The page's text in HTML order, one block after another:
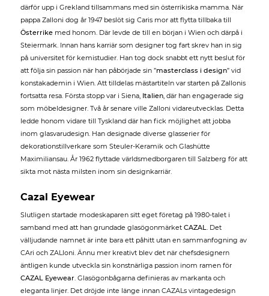
därför upp i Grekland tillsammans med sin österrikiska mamma. När
pappa Zalloni dog år 1947 beslöt sig Caris mor att flytta tillbaka till
Österrike med honom. Där levde de till en början i Wien och därpå i
Steiermark. Innan hans karriär som designer tog fart skrev han in sig
på universitet för kemistudier. Han tog dock snabbt ett nytt beslut för
att följa sin passion när han påbörjade sin ”masterclass i design” vid
konstakademin i Wien. Att tilldelas mästartiteln var starten på Zallonis
fortsatta resa. Första stopp var i Siena, Italien, där han engagerade sig
som möbeldesigner. Två år senare ville Zalloni vidareutvecklas. Detta
ledde honom vidare till Tyskland där han fick möjlighet att jobba
inom glasvarudesign. Han designade diverse glasserier för
dekorationstillverkare som Steuler-Keramik och Glashütte
Maximiliansau. År 1962 flyttade världsmedborgaren till Salzberg för att
sikta mot nästa milsten inom sin designkarriär.
Cazal Eyewear
Slutligen startade modeskaparen sitt eget företag på 1980-talet i
samband med att han grundade glasögonmärket CAZAL. Det
välljudande namnet är inte bara ett påhitt utan en sammanfogning av
CAri och ZALloni. Ännu mer kreativt blev det när chefsdesignern
äntligen kunde utveckla sin konstnärliga passion inom ramen för
CAZAL Eyewear. Glasögonbågarna definieras av markanta och
eleganta linjer. Det dröjde inte länge innan CAZALs vintagedesign